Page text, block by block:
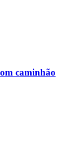
caminhão